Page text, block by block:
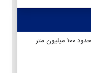
درخواست روزانه اروپا برای گاز روسیه به حدود ۱۰۰ میلیون متر